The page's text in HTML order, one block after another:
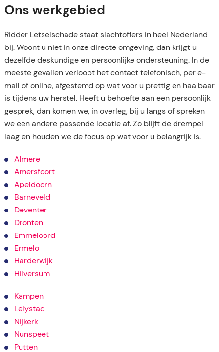
Ons werkgebied
Ridder Letselschade staat slachtoffers in heel Nederland
bij. Woont u niet in onze directe omgeving, dan krijgt u
dezelfde deskundige en persoonlijke ondersteuning. In de
meeste gevallen verloopt het contact telefonisch, per e-
mail of online, afgestemd op wat voor u prettig en haalbaar
is tijdens uw herstel. Heeft u behoefte aan een persoonlijk
gesprek, dan komen we, in overleg, bij u langs of spreken
we een andere passende locatie af. Zo blijft de drempel
laag en houden we de focus op wat voor u belangrijk is.
Almere
Amersfoort
Apeldoorn
Barneveld
Deventer
Dronten
Emmeloord
Ermelo
Harderwijk
Hilversum
Kampen
Lelystad
Nijkerk
Nunspeet
Putten